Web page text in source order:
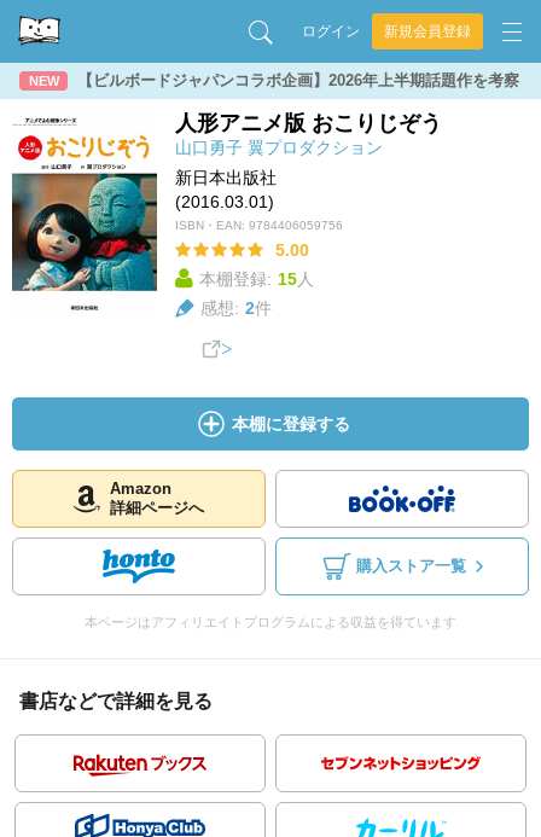
ログイン 新規会員登録
NEW 【ビルボードジャパンコラボ企画】2026年上半期話題作を考察
人形アニメ版 おこりじぞう
山口勇子 翼プロダクション
新日本出版社
(2016.03.01)
ISBN・EAN: 9784406059756
5.00
本棚登録: 15人
感想: 2件
本棚に登録する
Amazon
詳細ページへ
購入ストア一覧
本ページはアフィリエイトプログラムによる収益を得ています
書店などで詳細を見る